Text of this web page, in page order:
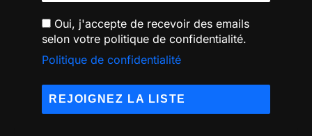
Oui, j'accepte de recevoir des emails
selon votre politique de confidentialité.
Politique de confidentialité